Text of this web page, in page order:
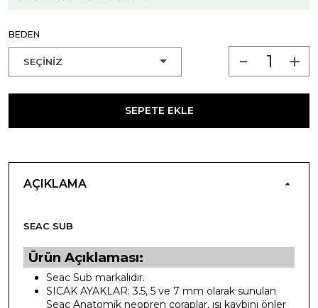
BEDEN
SEPETE EKLE
AÇIKLAMA
SEAC SUB
Ürün Açıklaması:
Seac Sub markalıdır.
SICAK AYAKLAR: 3.5, 5 ve 7 mm olarak sunulan
Seac Anatomik neopren çoraplar, ısı kaybını önler